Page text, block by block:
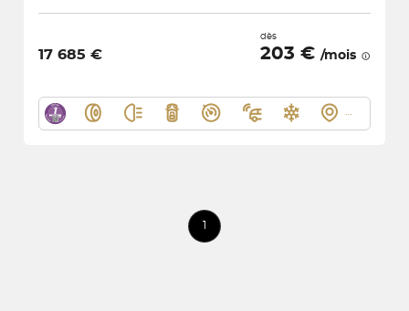
17 685 €
dès
203 € /mois